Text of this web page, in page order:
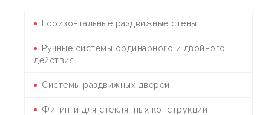
Горизонтальные раздвижные стены
Ручные системы ординарного и двойного
действия
Системы раздвижных дверей
Фитинги для стеклянных конструкций